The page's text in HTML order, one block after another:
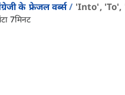
के फ्रेजल वर्ब्स 'into', 'to',
7मिनट